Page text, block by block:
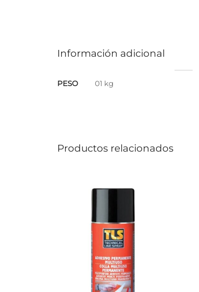
Información adicional
PESO 01 kg
Productos relacionados